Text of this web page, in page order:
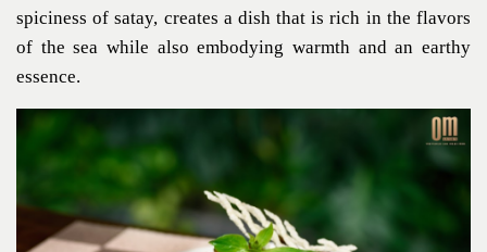
spiciness of satay, creates a dish that is rich in the flavors
of the sea while also embodying warmth and an earthy
essence.